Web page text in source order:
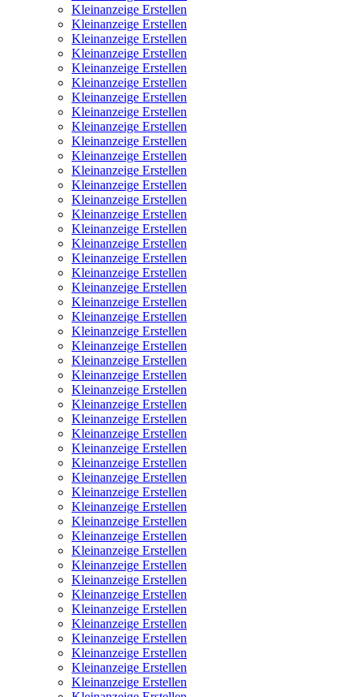
Kleinanzeige Erstellen
Kleinanzeige Erstellen
Kleinanzeige Erstellen
Kleinanzeige Erstellen
Kleinanzeige Erstellen
Kleinanzeige Erstellen
Kleinanzeige Erstellen
Kleinanzeige Erstellen
Kleinanzeige Erstellen
Kleinanzeige Erstellen
Kleinanzeige Erstellen
Kleinanzeige Erstellen
Kleinanzeige Erstellen
Kleinanzeige Erstellen
Kleinanzeige Erstellen
Kleinanzeige Erstellen
Kleinanzeige Erstellen
Kleinanzeige Erstellen
Kleinanzeige Erstellen
Kleinanzeige Erstellen
Kleinanzeige Erstellen
Kleinanzeige Erstellen
Kleinanzeige Erstellen
Kleinanzeige Erstellen
Kleinanzeige Erstellen
Kleinanzeige Erstellen
Kleinanzeige Erstellen
Kleinanzeige Erstellen
Kleinanzeige Erstellen
Kleinanzeige Erstellen
Kleinanzeige Erstellen
Kleinanzeige Erstellen
Kleinanzeige Erstellen
Kleinanzeige Erstellen
Kleinanzeige Erstellen
Kleinanzeige Erstellen
Kleinanzeige Erstellen
Kleinanzeige Erstellen
Kleinanzeige Erstellen
Kleinanzeige Erstellen
Kleinanzeige Erstellen
Kleinanzeige Erstellen
Kleinanzeige Erstellen
Kleinanzeige Erstellen
Kleinanzeige Erstellen
Kleinanzeige Erstellen
Kleinanzeige Erstellen